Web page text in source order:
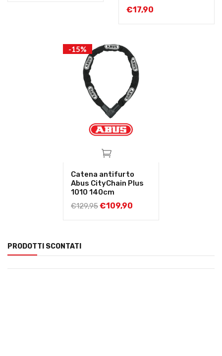
€17,90
-15%
Catena antifurto
Abus CityChain Plus
1010 140cm
€129,95€109,90
PRODOTTI SCONTATI